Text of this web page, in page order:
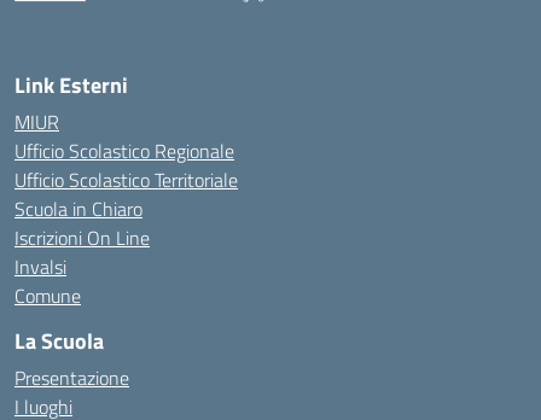
Link Esterni
MIUR
Ufficio Scolastico Regionale
Ufficio Scolastico Territoriale
Scuola in Chiaro
Iscrizioni On Line
Invalsi
Comune
La Scuola
Presentazione
I luoghi